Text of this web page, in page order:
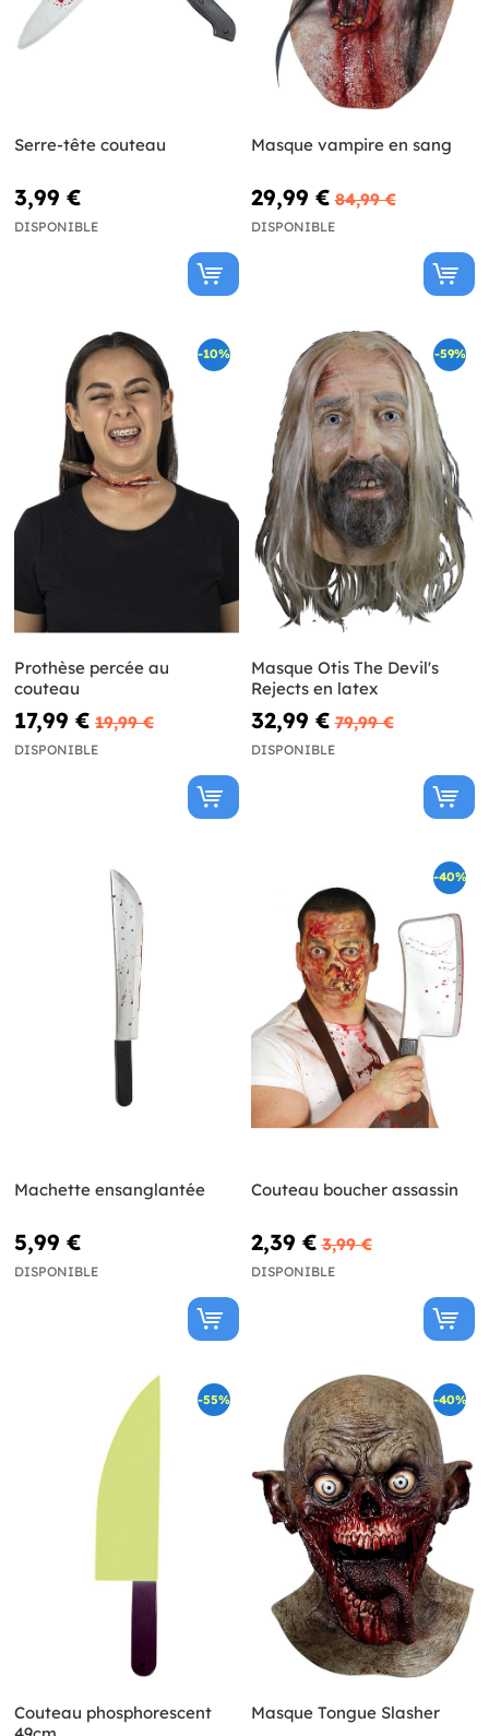
Serre-tête couteau
3,99 €
DISPONIBLE
Masque vampire en sang
29,99 € 84,99 €
DISPONIBLE
-10%
Prothèse percée au
couteau
17,99 € 19,99 €
DISPONIBLE
-59%
Masque Otis The Devil's
Rejects en latex
32,99 € 79,99 €
DISPONIBLE
Machette ensanglantée
5,99 €
DISPONIBLE
-40%
Couteau boucher assassin
2,39 € 3,99 €
DISPONIBLE
-55%
Couteau phosphorescent
-40%
Masque Tongue Slasher